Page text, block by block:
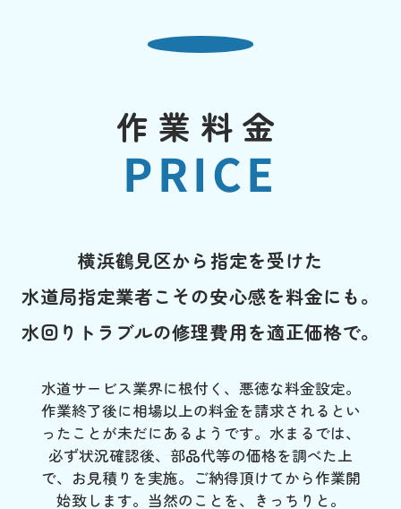
作業料金
PRICE
横浜鶴見区から指定を受けた
水道局指定業者こその安心感を料金にも。
水回りトラブルの修理費用を適正価格で。
水道サービス業界に根付く、悪徳な料金設定。
作業終了後に相場以上の料金を請求されるとい
ったことが未だにあるようです。水まるでは、
必ず状況確認後、部品代等の価格を調べた上
で、お見積りを実施。ご納得頂けてから作業開
始致します。当然のことを、きっちりと。